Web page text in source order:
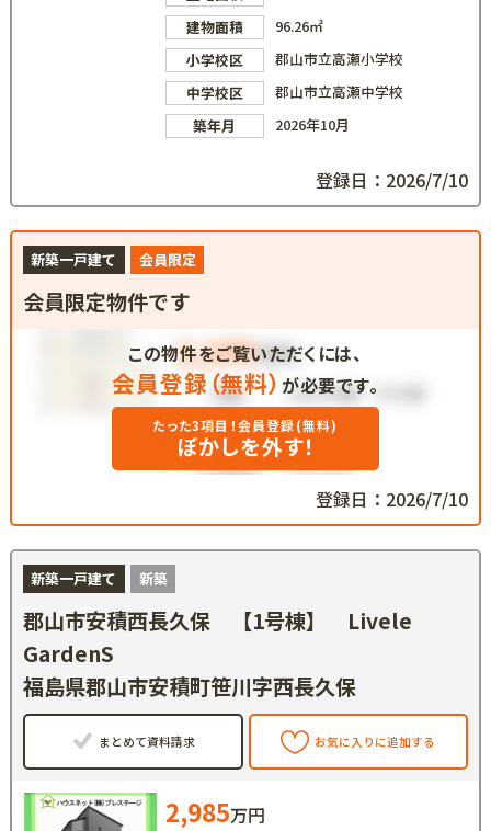
建物面積
96.26㎡
小学校区
郡山市立高瀬小学校
中学校区
郡山市立高瀬中学校
築年月
2026年10月
登録日：2026/7/10
新築一戸建て 会員限定
会員限定物件です
この物件をご覧いただくには、
会員登録（無料） が必要です。
たった3項目！会員登録(無料)
ぼかしを外す！
登録日：2026/7/10
新築一戸建て 新築
郡山市安積西長久保 【1号棟】 Livele
GardenS
福島県郡山市安積町笹川字西長久保
まとめて資料請求 お気に入りに追加する
2,985万円